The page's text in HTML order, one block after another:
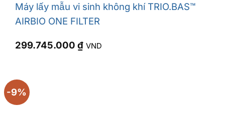
Máy lấy mẫu vi sinh không khí TRIO.BAS™
AIRBIO ONE FILTER
299.745.000 ₫ VND
-9%